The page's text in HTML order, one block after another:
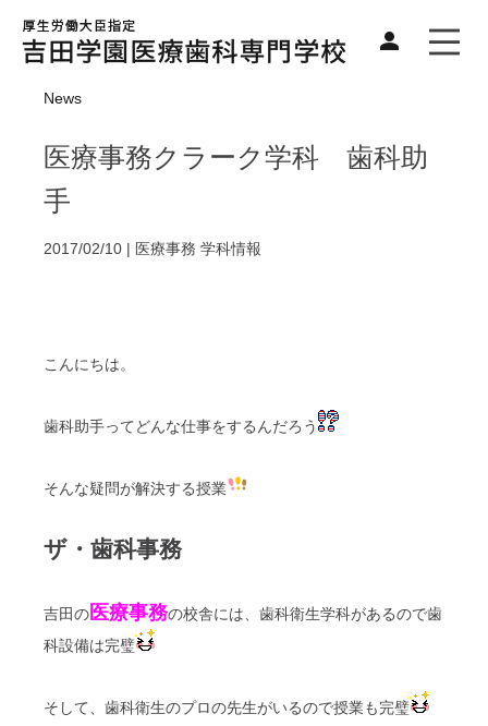
News
医療事務クラーク学科 歯科助
手
2017/02/10 | 医療事務 学科情報
こんにちは。
歯科助手ってどんな仕事をするんだろう
そんな疑問が解決する授業
ザ・歯科事務
吉田の医療事務の校舎には、歯科衛生学科があるので歯
科設備は完璧
そして、歯科衛生のプロの先生がいるので授業も完璧